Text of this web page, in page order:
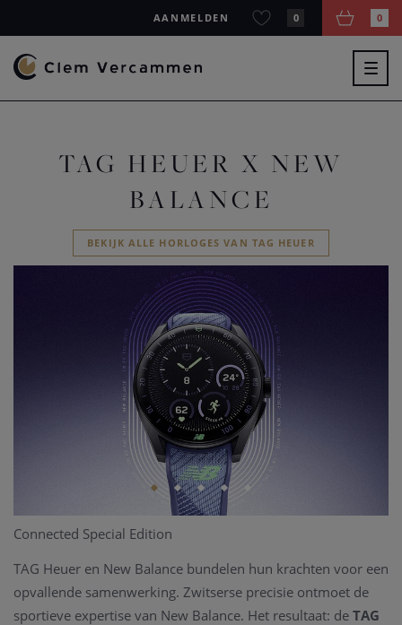
AANMELDEN 0 0
TAG HEUER X NEW
BALANCE
BEKIJK ALLE HORLOGES VAN TAG HEUER
Connected Special Edition
TAG Heuer en New Balance bundelen hun krachten voor een
opvallende samenwerking. Zwitserse precisie ontmoet de
sportieve expertise van New Balance. Het resultaat: de TAG